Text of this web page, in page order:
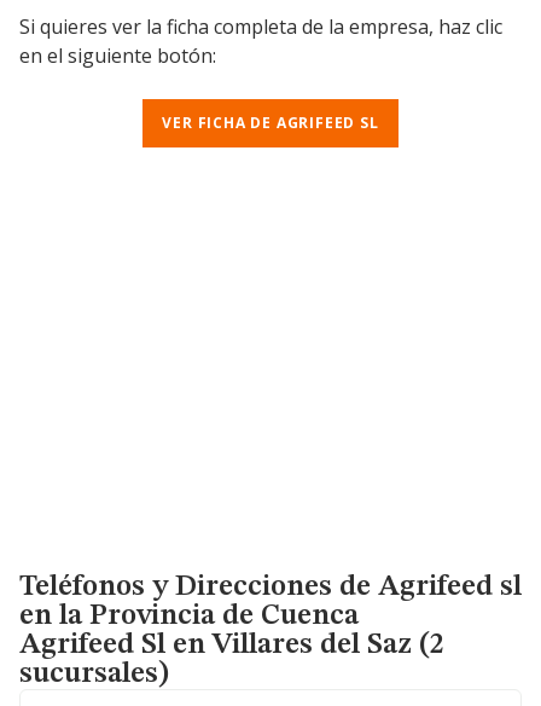
Si quieres ver la ficha completa de la empresa, haz clic
en el siguiente botón:
VER FICHA DE AGRIFEED SL
Teléfonos y Direcciones de Agrifeed sl
en la Provincia de Cuenca
Agrifeed Sl en Villares del Saz (2
sucursales)